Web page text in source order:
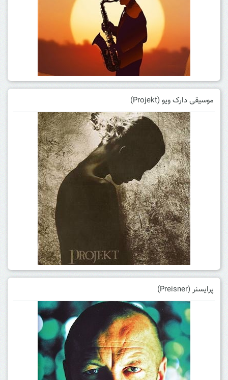
موسیقی دارک ویو (Projekt)
پرایسنر (Preisner)